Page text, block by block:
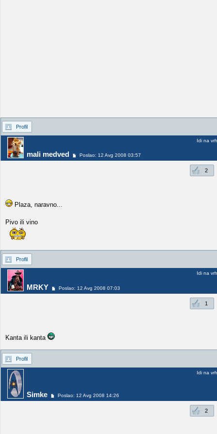
Profil
mali medved Poslao: 12 Avg 2008 03:57
Idi na vrh
2
Plaza, naravno...
Pivo ili vino
Profil
MRKY Poslao: 12 Avg 2008 07:03
Idi na vrh
1
Kanta ili kanta
Profil
Simke Poslao: 12 Avg 2008 14:26
Idi na vrh
2